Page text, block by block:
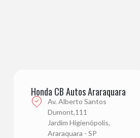
Honda CB Autos Araraquara
Av. Alberto Santos
Dumont,111
Jardim Higienópolis,
Araraquara - SP